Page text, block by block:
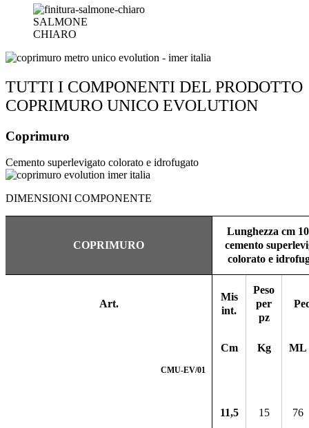
SALMONE
CHIARO
TUTTI I COMPONENTI DEL PRODOTTO​
COPRIMURO UNICO EVOLUTION
Coprimuro
Cemento superlevigato colorato e idrofugato
DIMENSIONI COMPONENTE
COPRIMURO
Lunghezza cm
cemento
colorato e
Art.
Mis
int.
Peso
per
pz
Cm Kg ML
CMU-EV/01
11,5 15 76